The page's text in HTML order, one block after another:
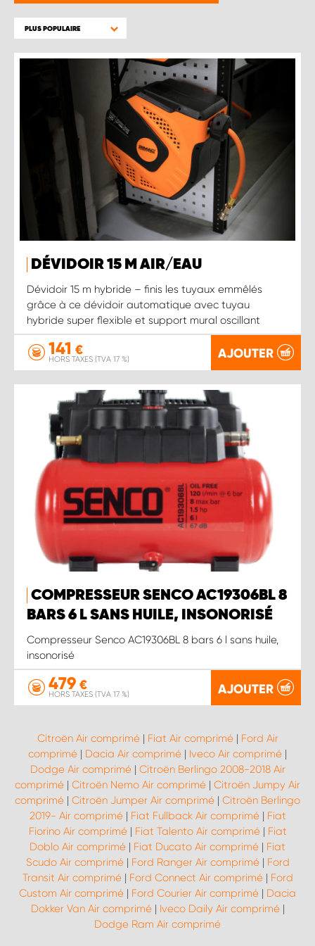
PLUS POPULAIRE
DÉVIDOIR 15 M AIR/EAU
Dévidoir 15 m hybride – finis les tuyaux emmêlés
grâce à ce dévidoir automatique avec tuyau
hybride super flexible et support mural oscillant
141 €
HORS TAXES (TVA 17 %) AJOUTER
COMPRESSEUR SENCO AC19306BL 8
BARS 6 L SANS HUILE, INSONORISÉ
Compresseur Senco AC19306BL 8 bars 6 l sans huile,
insonorisé
479 €
HORS TAXES (TVA 17 %) AJOUTER
Citroën Air comprimé| Fiat Air comprimé| Ford Air
comprimé | Dacia Air comprimé | Iveco Air comprimé |
Dodge Air comprimé| Citroën Berlingo 2008-2018 Air
comprimé | Citroën Nemo Air comprimé | Citroën Jumpy Air
comprimé | Citroën Jumper Air comprimé | Citroën Berlingo
2019- Air comprimé| Fiat Fullback Air comprimé| Fiat
Fiorino Air comprimé| Fiat Talento Air comprimé| Fiat
Doblo Air comprimé | Fiat Ducato Air comprimé | Fiat
Scudo Air comprimé| Ford Ranger Air comprimé| Ford
Transit Air comprimé| Ford Connect Air comprimé| Ford
Custom Air comprimé | Ford Courier Air comprimé | Dacia
Dokker Van Air comprimé| Iveco Daily Air comprimé|
Dodge Ram Air comprimé